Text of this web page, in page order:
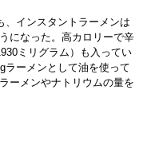
インスタントラーメンは
になった。高カロリーで辛
ミリグラム）も入ってい
ラーメンとして油を使って
ーメンやナトリウムの量を